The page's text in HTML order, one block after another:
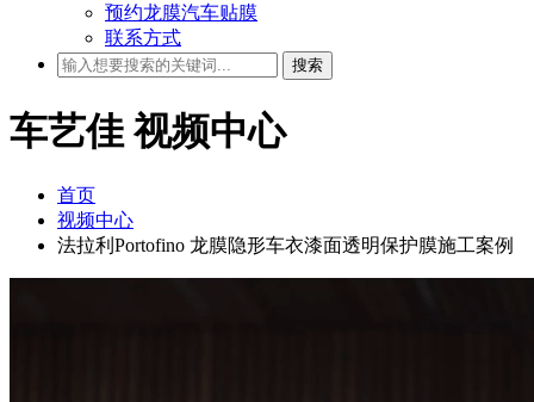
预约龙膜汽车贴膜
联系方式
搜索
车艺佳 视频中心
首页
视频中心
法拉利Portofino 龙膜隐形车衣漆面透明保护膜施工案例